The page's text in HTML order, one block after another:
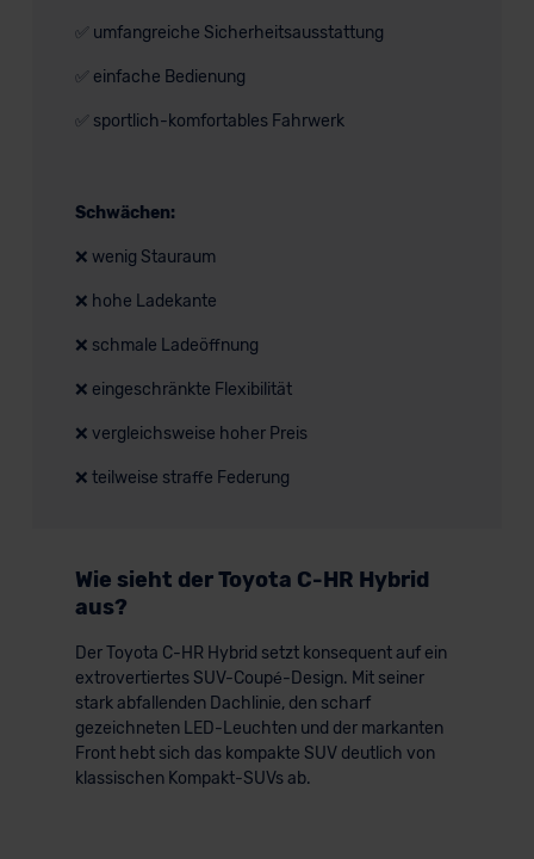
✅ umfangreiche Sicherheitsausstattung
✅ einfache Bedienung
✅ sportlich-komfortables Fahrwerk
Schwächen:
❌ wenig Stauraum
❌ hohe Ladekante
❌ schmale Ladeöffnung
❌ eingeschränkte Flexibilität
❌ vergleichsweise hoher Preis
❌ teilweise straffe Federung
Wie sieht der Toyota C-HR Hybrid
aus?
Der Toyota C-HR Hybrid setzt konsequent auf ein
extrovertiertes SUV-Coupé-Design. Mit seiner
stark abfallenden Dachlinie, den scharf
gezeichneten LED-Leuchten und der markanten
Front hebt sich das kompakte SUV deutlich von
klassischen Kompakt-SUVs ab.